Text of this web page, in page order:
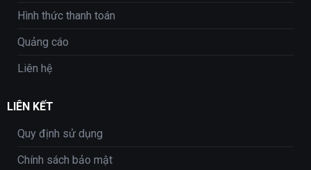
Hình thức thanh toán
Quảng cáo
Liên hệ
LIÊN KẾT
Quy định sử dụng
Chính sách bảo mật